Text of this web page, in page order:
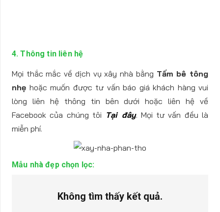
4. Thông tin liên hệ
Mọi thắc mắc về dịch vụ xây nhà bằng Tấm bê tông
nhẹ hoặc muốn được tư vấn báo giá khách hàng vui
lòng liên hệ thông tin bên dưới hoặc liên hệ về
Facebook của chúng tôi Tại đây. Mọi tư vấn đều là
miễn phí.
Mẫu nhà đẹp chọn lọc:
Không tìm thấy kết quả.